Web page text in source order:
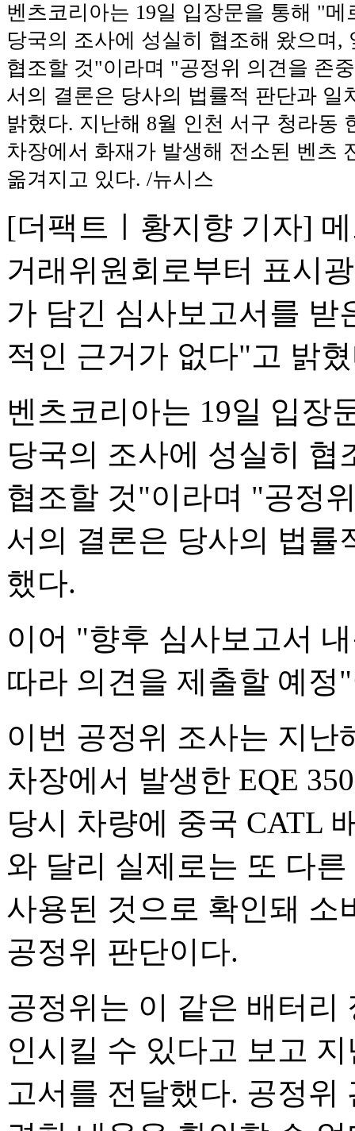
벤츠코리아는 19일 입장문을 통해 "
당국의 조사에 성실히 협조해 왔으며,
협조할 것"이라며 "공정위 의견을 존
서의 결론은 당사의 법률적 판단과 일
밝혔다. 지난해 8월 인천 서구 청라동
차장에서 화재가 발생해 전소된 벤츠
옮겨지고 있다. /뉴시스
[더팩트ㅣ황지향 기자]
거래위원회로부터 표시
가 담긴 심사보고서를 받
적인 근거가 없다"고 밝
벤츠코리아는 19일 입장
당국의 조사에 성실히
협조할 것"이라며 "공정
서의 결론은 당사의 법률
했다.
이어 "향후 심사보고서
따라 의견을 제출할 예정
이번 공정위 조사는 지난
차장에서 발생한 EQE
당시 차량에 중국 CATL
와 달리 실제로는 또 다
사용된 것으로 확인돼 소
공정위 판단이다.
공정위는 이 같은 배터리
인시킬 수 있다고 보고
고서를 전달했다. 공정